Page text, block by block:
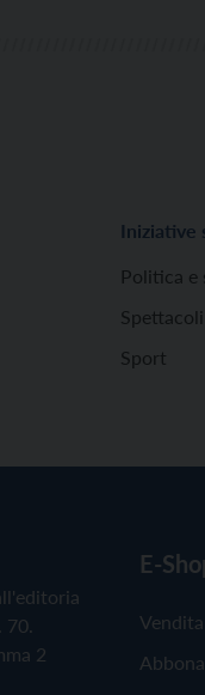
Iniziative
Politica e
Spettacoli
Sport
70.
2
E-